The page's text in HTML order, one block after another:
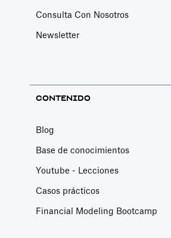
Consulta Con Nosotros
Newsletter
CONTENIDO
Blog
Base de conocimientos
Youtube - Lecciones
Casos prácticos
Financial Modeling Bootcamp